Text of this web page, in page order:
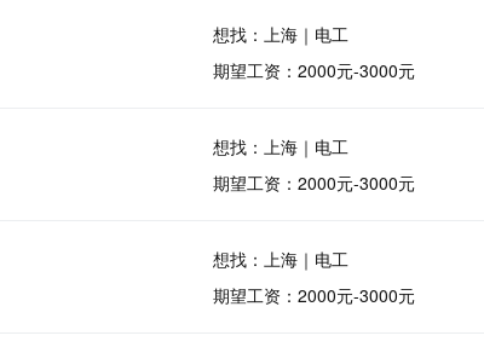
想找：上海｜电工
期望工资：2000元-3000元
想找：上海｜电工
期望工资：2000元-3000元
想找：上海｜电工
期望工资：2000元-3000元